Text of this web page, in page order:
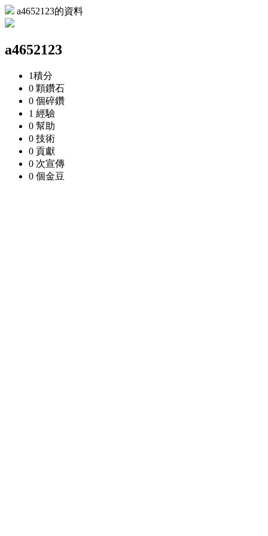
a4652123的資料
a4652123
1積分
0 顆鑽石
0 個碎鑽
1 經驗
0 幫助
0 技術
0 貢獻
0 次宣傳
0 個金豆